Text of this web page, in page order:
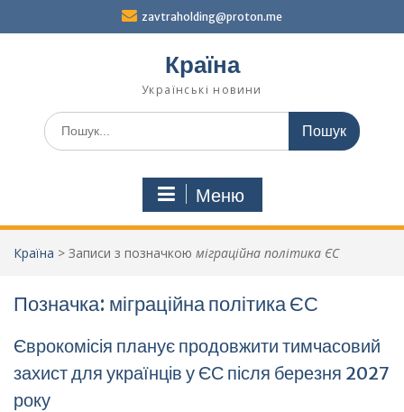
zavtraholding@proton.me
Країна
Українські новини
Шукати:
Меню
Країна > Записи з позначкою міграційна політика ЄС
Позначка: міграційна політика ЄС
Єврокомісія планує продовжити тимчасовий
захист для українців у ЄС після березня 2027
року